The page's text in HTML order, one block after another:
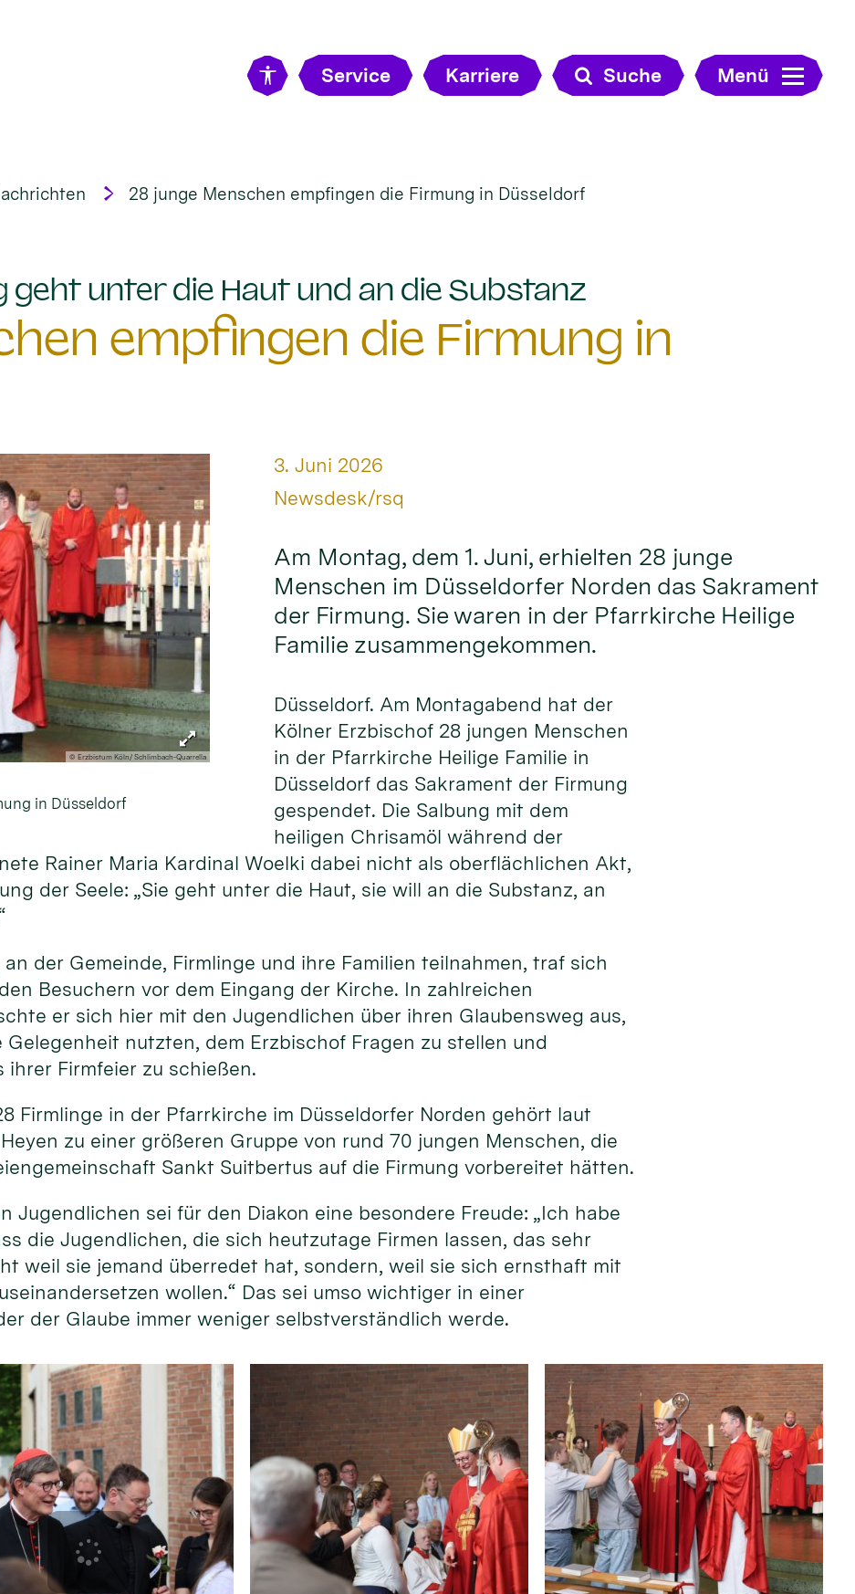
Service Karriere Suche Menü
28 junge Menschen empfingen die Firmung in Düsseldorf
geht unter die Haut und an die Substanz
empfingen die Firmung in
© Erzbistum Köln/ Schlimbach-Quarrella
in Düsseldorf
Datum:
3. Juni 2026
Von:
Newsdesk/rsq
Am Montag, dem 1. Juni, erhielten 28 junge
Menschen im Düsseldorfer Norden das Sakrament
der Firmung. Sie waren in der Pfarrkirche Heilige
Familie zusammengekommen.
Düsseldorf. Am Montagabend hat der
Kölner Erzbischof 28 jungen Menschen
in der Pfarrkirche Heilige Familie in
Düsseldorf das Sakrament der Firmung
gespendet. Die Salbung mit dem
heiligen Chrisamöl während der
Rainer Maria Kardinal Woelki dabei nicht als oberflächlichen Akt,
der Seele: „Sie geht unter die Haut, sie will an die Substanz, an
an der Gemeinde, Firmlinge und ihre Familien teilnahmen, traf sich
Besuchern vor dem Eingang der Kirche. In zahlreichen
er sich hier mit den Jugendlichen über ihren Glaubensweg aus,
Gelegenheit nutzten, dem Erzbischof Fragen zu stellen und
ihrer Firmfeier zu schießen.
Firmlinge in der Pfarrkirche im Düsseldorfer Norden gehört laut
zu einer größeren Gruppe von rund 70 jungen Menschen, die
Sankt Suitbertus auf die Firmung vorbereitet hätten.
Jugendlichen sei für den Diakon eine besondere Freude: „Ich habe
die Jugendlichen, die sich heutzutage Firmen lassen, das sehr
weil sie jemand überredet hat, sondern, weil sie sich ernsthaft mit
wollen.“ Das sei umso wichtiger in einer
der Glaube immer weniger selbstverständlich werde.